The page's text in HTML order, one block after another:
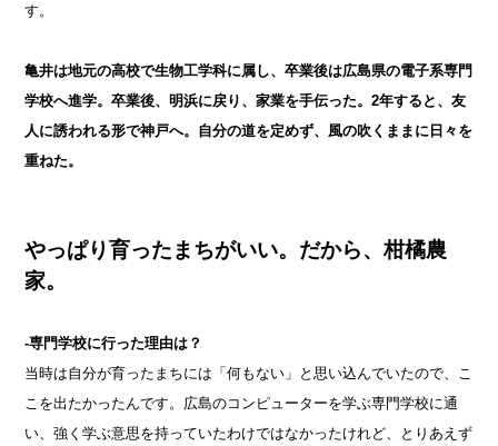
す。
亀井は地元の高校で生物工学科に属し、卒業後は広島県の電子系専門
学校へ進学。卒業後、明浜に戻り、家業を手伝った。2年すると、友
人に誘われる形で神戸へ。自分の道を定めず、風の吹くままに日々を
重ねた。
やっぱり育ったまちがいい。だから、柑橘農
家。
-専門学校に行った理由は？
当時は自分が育ったまちには「何もない」と思い込んでいたので、こ
こを出たかったんです。広島のコンピューターを学ぶ専門学校に通
い、強く学ぶ意思を持っていたわけではなかったけれど、とりあえず